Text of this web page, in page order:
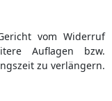
vom Widerruf
Auflagen bzw.
zu verlängern.